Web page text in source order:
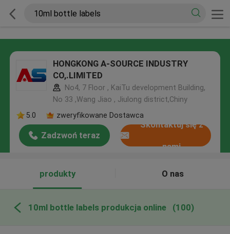
HONGKONG A-SOURCE INDUSTRY
CO,.LIMITED
No4, 7 Floor , KaiTu development Building,
No 33 ,Wang Jiao , Jiulong district,Chiny
5.0
zweryfikowane Dostawca
Zadzwoń teraz
Skontaktuj się z
nami
produkty O nas
10ml bottle labels produkcja online (100)